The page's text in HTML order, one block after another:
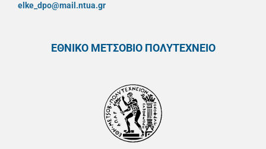
elke_dpo@mail.ntua.gr
ΕΘΝΙΚΟ ΜΕΤΣΟΒΙΟ ΠΟΛΥΤΕΧΝΕΙΟ